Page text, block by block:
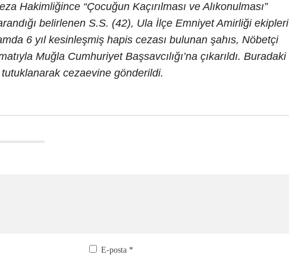
Hakimliğince “Çocuğun Kaçırılması ve Alıkonulması”
belirlenen S.S. (42), Ula İlçe Emniyet Amirliği ekipleri
6 yıl kesinleşmiş hapis cezası bulunan şahıs, Nöbetçi
Muğla Cumhuriyet Başsavcılığı’na çıkarıldı. Buradaki
cezaevine gönderildi.
E-posta *